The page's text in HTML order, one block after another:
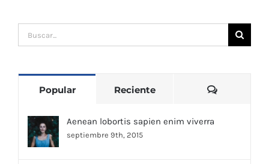
Buscar:
Popular Reciente
Aenean lobortis sapien enim viverra
septiembre 9th, 2015